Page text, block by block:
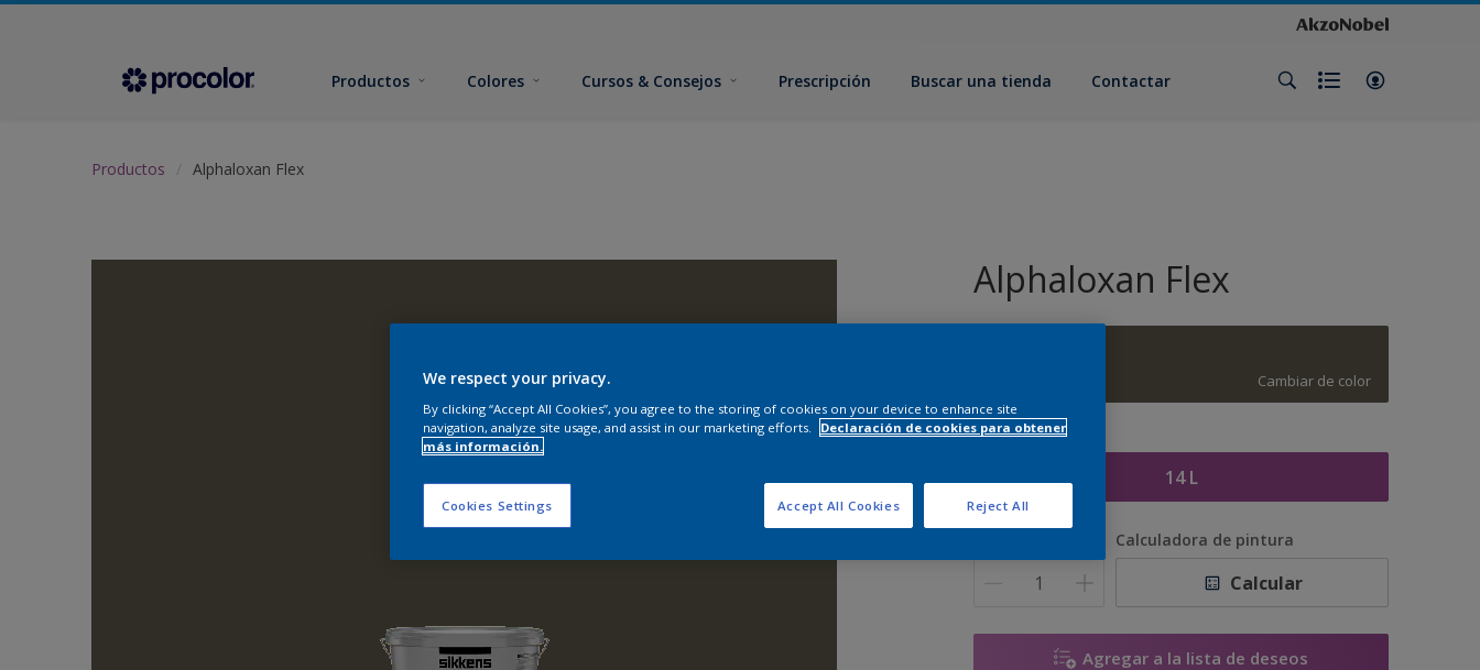
Productos Colores Cursos & Consejos Prescripción Buscar una tienda Contactar
Productos Alphaloxan Flex
Alphaloxan Flex
Cambiar de color
Tamaño
14 L
Calculadora de pintura
Calcular
Agregar a la lista de deseos
We respect your privacy.
By clicking “Accept All Cookies”, you agree to the storing of cookies on your device to enhance site
navigation, analyze site usage, and assist in our marketing efforts.
Declaración de cookies para obtener
más información.
Cookies Settings Reject All
Accept All Cookies